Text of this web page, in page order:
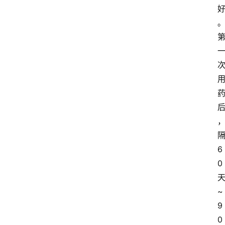
好
。
第
一
次
用
药
后
，
隔
6
0
天
~
9
0